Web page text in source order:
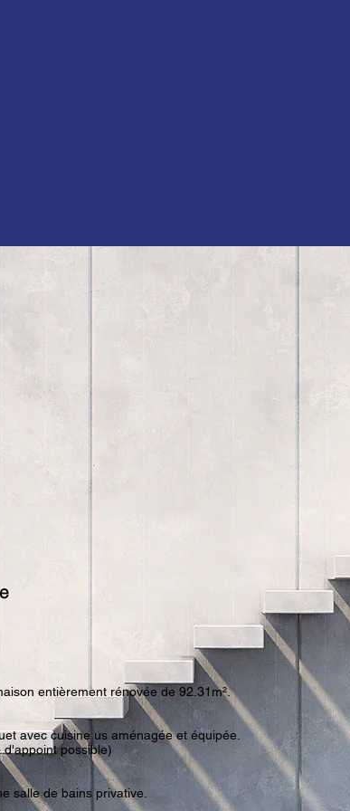
entièrement rénovée de 92.31m².
avec cuisine us aménagée et équipée.
possible)
salle de bains privative.